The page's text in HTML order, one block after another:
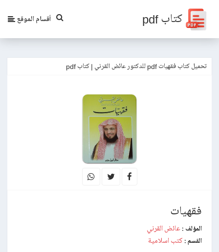
كتاب pdf أقسام الموقع
تحميل كتاب فقهيات pdf للدكتور عائض القرني | كتاب pdf
فقهيات
المؤلف : عائض القرني
القسم : كتب اسلامية